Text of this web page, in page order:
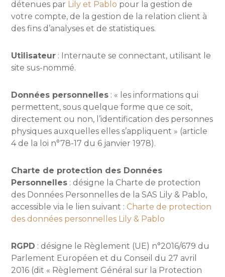
détenues par Lily et Pablo pour la gestion de
votre compte, de la gestion de la relation client à
des fins d’analyses et de statistiques.
Utilisateur : Internaute se connectant, utilisant le
site sus-nommé.
Données personnelles : « les informations qui
permettent, sous quelque forme que ce soit,
directement ou non, l’identification des personnes
physiques auxquelles elles s’appliquent » (article
4 de la loi n°78-17 du 6 janvier 1978).
Charte de protection des Données
Personnelles : désigne la Charte de protection
des Données Personnelles de la SAS Lily & Pablo,
accessible via le lien suivant : Charte de protection
des données personnelles Lily & Pablo
RGPD : désigne le Règlement (UE) n°2016/679 du
Parlement Européen et du Conseil du 27 avril
2016 (dit « Règlement Général sur la Protection